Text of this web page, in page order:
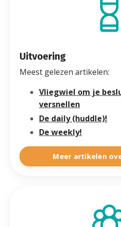
Uitvoering
Meest gelezen artikelen:
Vliegwiel om je
versnellen
De daily (huddle)!
De weekly!
Meer artikelen